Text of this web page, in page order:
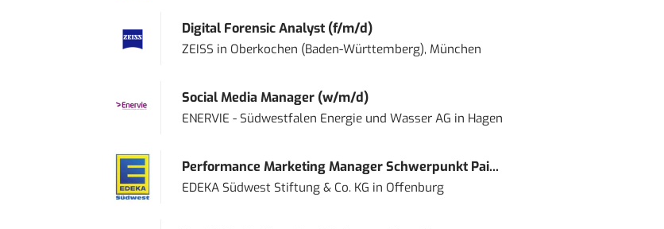
Digital Forensic Analyst (f/m/d)
ZEISS in Oberkochen (Baden-Württemberg), München
Social Media Manager (w/m/d)
ENERVIE - Südwestfalen Energie und Wasser AG in Hagen
Performance Marketing Manager Schwerpunkt Pai...
EDEKA Südwest Stiftung & Co. KG in Offenburg